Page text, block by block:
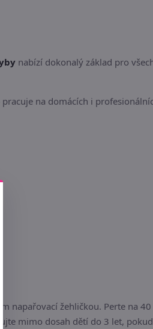
nabízí dokonalý základ pro
na domácích i
napařovací žehličkou. Perte na 40
mimo dosah dětí do 3 let,